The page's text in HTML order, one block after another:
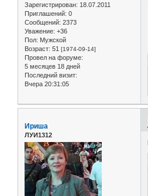
Зарегистрирован: 18.07.2011
Приглашений: 0
Сообщений: 2373
Уважение: +36
Пол: Мужской
Возраст: 51 [1974-09-14]
Провел на форуме:
5 месяцев 18 дней
Последний визит:
Вчера 20:31:05
Ириша
ЛУИ1312